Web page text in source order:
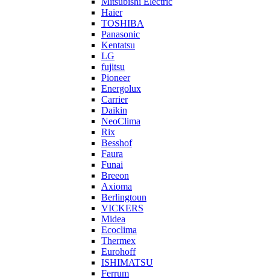
Haier
TOSHIBA
Panasonic
Kentatsu
LG
fujitsu
Pioneer
Energolux
Carrier
Daikin
NeoClima
Rix
Besshof
Faura
Funai
Breeon
Axioma
Berlingtoun
VICKERS
Midea
Ecoclima
Thermex
Eurohoff
ISHIMATSU
Ferrum